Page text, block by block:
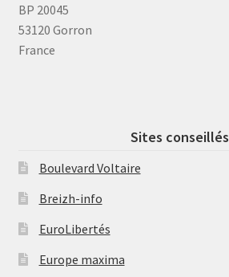
BP 20045
53120 Gorron
France
Sites conseillés
Boulevard Voltaire
Breizh-info
EuroLibertés
Europe maxima